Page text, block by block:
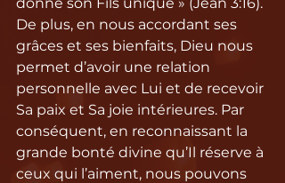
De plus, en nous accordant ses
grâces et ses bienfaits, Dieu nous
permet d’avoir une relation
personnelle avec Lui et de recevoir
Sa paix et Sa joie intérieures. Par
conséquent, en reconnaissant la
grande bonté divine qu’Il réserve à
ceux qui l’aiment, nous pouvons